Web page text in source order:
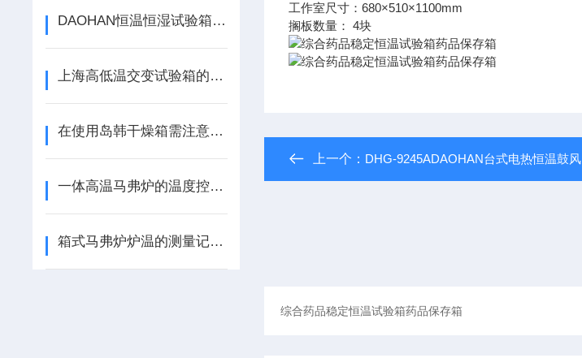
DAOHAN恒温恒湿试验箱湿度及排气量
上海高低温交变试验箱的使用结构特点有着哪些不同之处
在使用岛韩干燥箱需注意事项
一体高温马弗炉的温度控制器
箱式马弗炉炉温的测量记录及炉衬厚度检测技术
工作室尺寸：680×510×1100mm
搁板数量： 4块
上一个： DHG-9245ADAOHAN台式电热恒温鼓风干燥箱